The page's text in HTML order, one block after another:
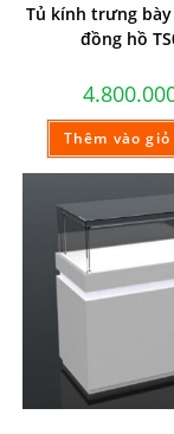
Tủ kính trưng
đồng hồ
Thêm vào